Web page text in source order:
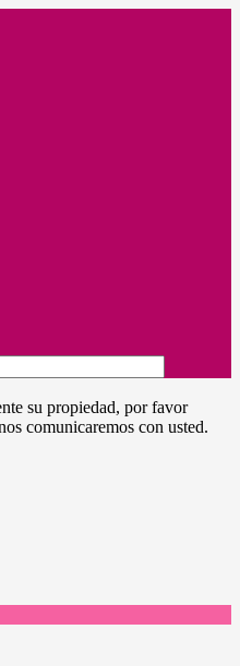
su propiedad, por favor
comunicaremos con usted.